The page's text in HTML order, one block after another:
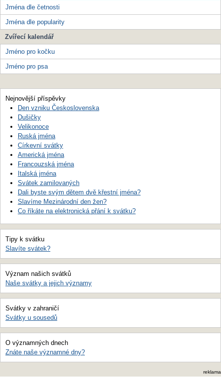
Jména dle četnosti
Jména dle popularity
Zvířecí kalendář
Jméno pro kočku
Jméno pro psa
Nejnovější příspěvky
Den vzniku Československa
Dušičky
Velikonoce
Ruská jména
Církevní svátky
Americká jména
Francouzská jména
Italská jména
Svátek zamilovaných
Dali byste svým dětem dvě křestní jména?
Slavíme Mezinárodní den žen?
Co říkáte na elektronická přání k svátku?
Tipy k svátku
Slavíte svátek?
Význam našich svátků
Naše svátky a jejich významy
Svátky v zahraničí
Svátky u sousedů
O významných dnech
Znáte naše významné dny?
reklama